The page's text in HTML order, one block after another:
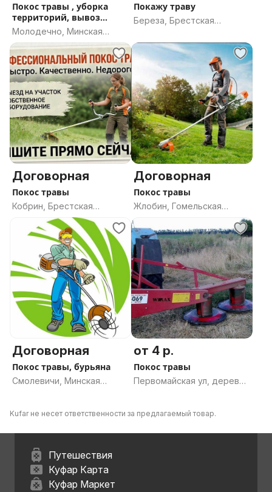
Покос травы , уборка
территорий, вывоз
мусора и т.
Молодечно, Минская
область
Покажу траву
Береза, Брестская
Договорная
Покос травы
Кобрин, Брестская
Договорная
Покос травы
Жлобин, Гомельская
Договорная
Покос травы, бурьяна
Смолевичи, Минская
от 4 р.
Покос травы
Первомайская ул, деревня
район, Могилёвская
Kufar не несет ответственности за предлагаемый товар.
Путешествия
Куфар Карта
Куфар Маркет